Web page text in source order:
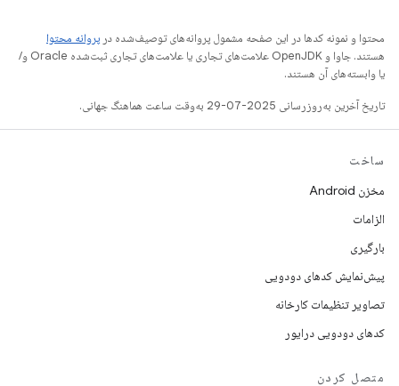
محتوا و نمونه کدها در این صفحه مشمول پروانه‌های توصیف‌شده در پروانه محتوا
هستند. جاوا و OpenJDK علامت‌های تجاری یا علامت‌های تجاری ثبت‌شده Oracle و/
یا وابسته‌های آن هستند.
تاریخ آخرین به‌روزرسانی 2025-07-29 به‌وقت ساعت هماهنگ جهانی.
ساخت
مخزن Android
الزامات
بارگیری
پیش‌نمایش کدهای دودویی
تصاویر تنظیمات کارخانه
کدهای دودویی درایور
متصل کردن